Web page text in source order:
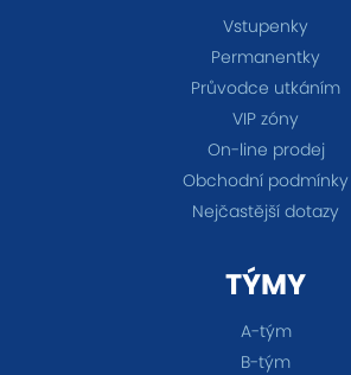
Vstupenky
Permanentky
Průvodce utkáním
VIP zóny
On-line prodej
Obchodní podmínky
Nejčastější dotazy
TÝMY
A-tým
B-tým